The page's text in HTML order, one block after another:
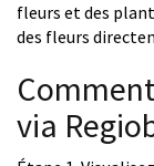
fleurs et des
des fleurs
via